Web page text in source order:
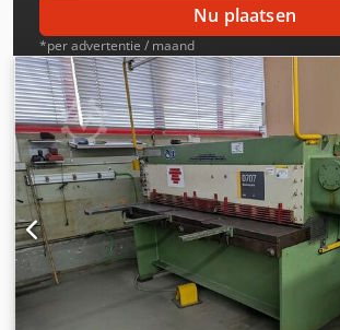
Nu plaatsen
*per advertentie / maand